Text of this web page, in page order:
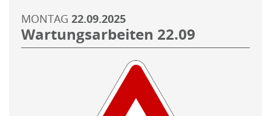
MONTAG 22.09.2025
Wartungsarbeiten 22.09